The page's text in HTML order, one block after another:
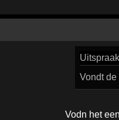
Uitspraak
Vondt
Vodn het